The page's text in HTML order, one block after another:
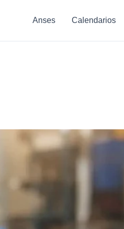
Anses Calendarios